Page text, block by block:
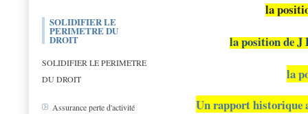
SOLIDIFIER LE
PERIMETRE DU
DROIT
SOLIDIFIER LE PERIMETRE
DU DROIT
Assurance perte d'activité
la
la position de
la
Un rapport historique